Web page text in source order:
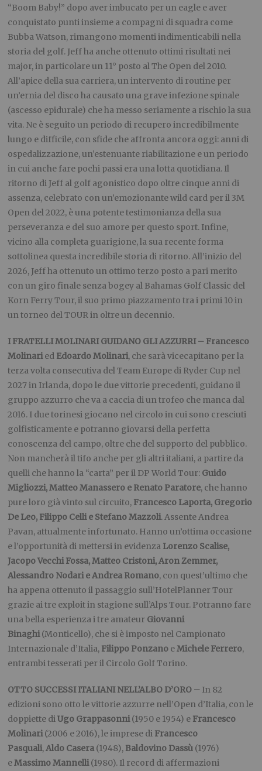
“Boom Baby!” dopo aver imbucato per un eagle e aver
conquistato punti insieme a compagni di squadra come
Bubba Watson, rimangono momenti indimenticabili nella
storia del golf. Jeff ha anche ottenuto ottimi risultati nei
major, in particolare un 11° posto al The Open del 2010.
All’apice della sua carriera, un intervento di routine per
un’ernia del disco ha causato una grave infezione spinale
(ascesso epidurale) che ha messo seriamente a rischio la sua
vita. Ne è seguito un periodo di recupero incredibilmente
lungo e difficile, con sfide che affronta ancora oggi: anni di
ospedalizzazione, un’estenuante riabilitazione e un periodo
in cui anche fare pochi passi era una lotta quotidiana. Il
ritorno di Jeff al golf agonistico dopo oltre cinque anni di
assenza, celebrato con un’emozionante wild card per il 3M
Open del 2022, è una potente testimonianza della sua
perseveranza e del suo amore per questo sport. Infine,
vicino alla completa guarigione, la sua recente forma
sottolinea questa incredibile storia di ritorno. All’inizio del
2026, Jeff ha ottenuto un ottimo terzo posto a pari merito
con un giro finale senza bogey al Bahamas Golf Classic del
Korn Ferry Tour, il suo primo piazzamento tra i primi 10 in
un torneo del TOUR in oltre un decennio.
I FRATELLI MOLINARI GUIDANO GLI AZZURRI – Francesco
Molinaried Edoardo Molinari, che sarà vicecapitano per la
terza volta consecutiva del Team Europe di Ryder Cup nel
2027 in Irlanda, dopo le due vittorie precedenti, guidano il
gruppo azzurro che va a caccia di un trofeo che manca dal
2016. I due torinesi giocano nel circolo in cui sono cresciuti
golfisticamente e potranno giovarsi della perfetta
conoscenza del campo, oltre che del supporto del pubblico.
Non mancherà il tifo anche per gli altri italiani, a partire da
quelli che hanno la “carta” per il DP World Tour: Guido
Migliozzi, Matteo Manassero e Renato Paratore, che hanno
pure loro già vinto sul circuito, Francesco Laporta, Gregorio
De Leo, Filippo Celli e Stefano Mazzoli. Assente Andrea
Pavan, attualmente infortunato. Hanno un’ottima occasione
e l’opportunità di mettersi in evidenza Lorenzo Scalise,
Jacopo Vecchi Fossa, Matteo Cristoni, Aron Zemmer,
Alessandro Nodari e Andrea Romano, con quest’ultimo che
ha appena ottenuto il passaggio sull’HotelPlanner Tour
grazie ai tre exploit in stagione sull’Alps Tour. Potranno fare
una bella esperienza i tre amateur Giovanni
Binaghi(Monticello), che si è imposto nel Campionato
Internazionale d’Italia, Filippo Ponzano eMichele Ferrero,
entrambi tesserati per il Circolo Golf Torino.
OTTO SUCCESSI ITALIANI NELL’ALBO D’ORO – In 82
edizioni sono otto le vittorie azzurre nell’Open d’Italia, con le
doppiette diUgo Grappasonni(1950 e 1954) e Francesco
Molinari(2006 e 2016), le imprese di Francesco
Pasquali,Aldo Casera (1948), Baldovino Dassù (1976)
eMassimo Mannelli(1980). Il record di affermazioni